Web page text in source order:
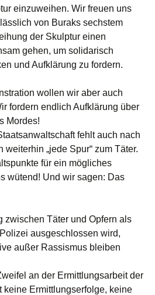
einzuweihen. Wir freuen uns
von Buraks sechstem
der Skulptur einen
gehen, um solidarisch
und Aufklärung zu fordern.
wollen wir aber auch
fordern endlich Aufklärung über
Mordes!
fehlt auch nach
„jede Spur“ zum Täter.
für ein mögliches
wütend! Und wir sagen: Das
zwischen Täter und Opfern als
ausgeschlossen wird,
außer Rassismus bleiben
an der Ermittlungsarbeit der
keine Ermittlungserfolge, keine